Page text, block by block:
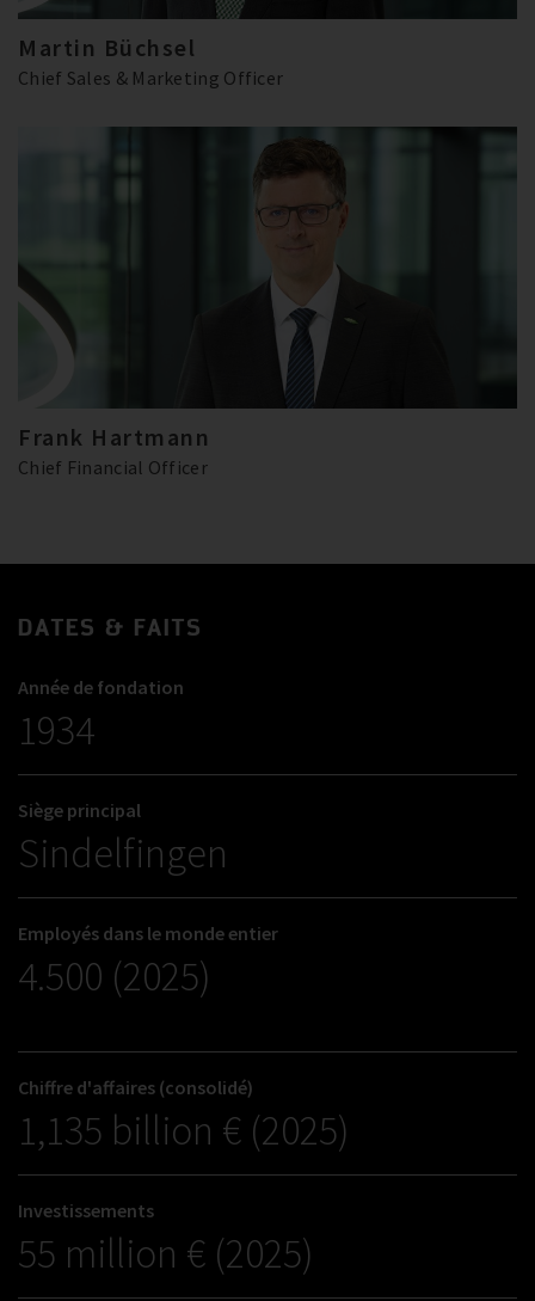
Martin Büchsel
Chief Sales & Marketing Officer
Frank Hartmann
Chief Financial Officer
DATES & FAITS
Année de fondation
1934
Siège principal
Sindelfingen
Employés dans le monde entier
4.500 (2025)
Chiffre d'affaires (consolidé)
1,135 billion € (2025)
Investissements
55 million € (2025)